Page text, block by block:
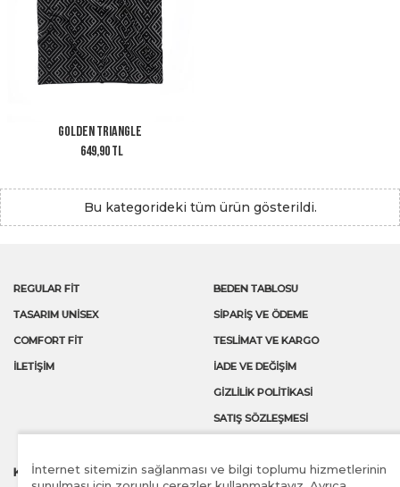
Golden Triangle
649,90 TL
Bu kategorideki tüm ürün gösterildi.
REGULAR FİT
TASARIM UNİSEX
COMFORT FİT
İLETIŞIM
BEDEN TABLOSU
SIPARIŞ VE ÖDEME
TESLIMAT VE KARGO
İADE VE DEĞIŞIM
GIZLILIK POLITIKASI
SATIŞ SÖZLEŞMESİ
KAMPANYA VE FIRSATLARDAN İLK SİZİN HABERİNİZ OLSUN
İnternet sitemizin sağlanması ve bilgi toplumu hizmetlerinin